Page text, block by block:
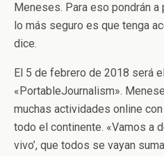
Meneses. Para eso pondrán
lo más seguro es que tenga
dice.
El 5 de febrero de 2018 será
«PortableJournalism».
muchas actividades online
todo el continente. «Vamos a
vivo’, que todos se vayan